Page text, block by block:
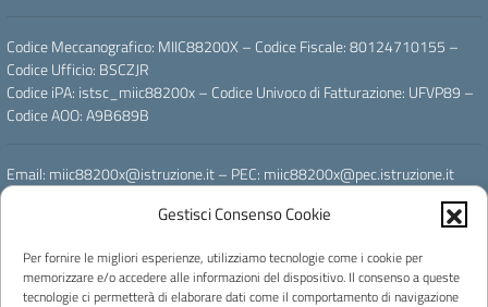
Gestisci Consenso Cookie
Per fornire le migliori esperienze, utilizziamo tecnologie come i cookie per
memorizzare e/o accedere alle informazioni del dispositivo. Il consenso a queste
tecnologie ci permetterà di elaborare dati come il comportamento di navigazione
Codice Meccanografico: MIIC88200X – Codice Fiscale: 80124710155 –
Codice Ufficio: BSCZJR
Codice iPA: istsc_miic88200x – Codice Univoco di Fatturazione: UFVP89 –
Codice AOO: A9B689B
Email: miic88200x@istruzione.it – PEC: miic88200x@pec.istruzione.it